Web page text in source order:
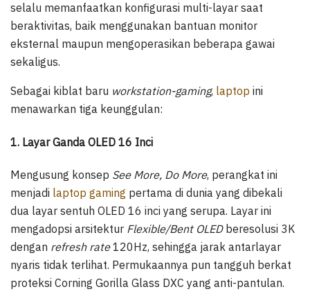
selalu memanfaatkan konfigurasi multi-layar saat
beraktivitas, baik menggunakan bantuan monitor
eksternal maupun mengoperasikan beberapa gawai
sekaligus.
Sebagai kiblat baru workstation-gaming, laptop ini
menawarkan tiga keunggulan:
1. Layar Ganda OLED 16 Inci
Mengusung konsep See More, Do More, perangkat ini
menjadi laptop gaming pertama di dunia yang dibekali
dua layar sentuh OLED 16 inci yang serupa. Layar ini
mengadopsi arsitektur Flexible/Bent OLEDberesolusi 3K
dengan refresh rate120Hz, sehingga jarak antarlayar
nyaris tidak terlihat. Permukaannya pun tangguh berkat
proteksi Corning Gorilla Glass DXC yang anti-pantulan.